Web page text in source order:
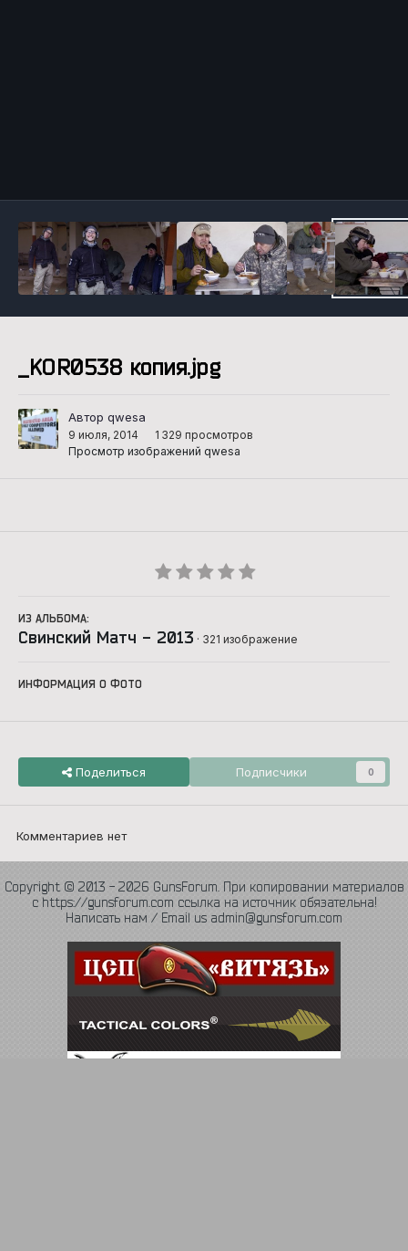
_KOR0538 копия.jpg
Автор qwesa
9 июля, 2014
1 329 просмотров
Просмотр изображений qwesa
ИЗ АЛЬБОМА:
Свинский Матч - 2013 · 321 изображение
ИНФОРМАЦИЯ О ФОТО
Поделиться Подписчики 0
Комментариев нет
Copyright © 2013 - 2026 GunsForum. При копировании материалов
с https://gunsforum.com ссылка на источник обязательна!
Написать нам / Email us admin@gunsforum.com